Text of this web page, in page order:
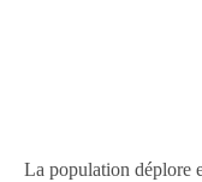
La population déplore